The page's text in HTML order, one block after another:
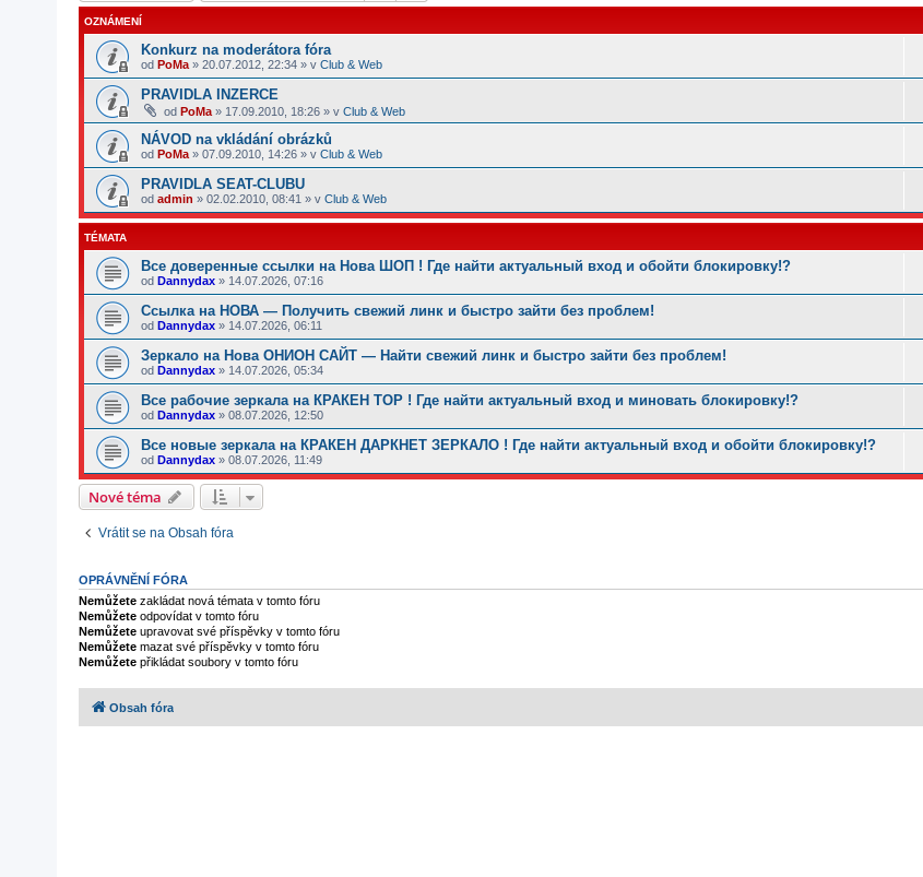
OZNÁMENÍ
Konkurz na moderátora fóra
od PoMa » 20.07.2012, 22:34 » v Club & Web
PRAVIDLA INZERCE
od PoMa » 17.09.2010, 18:26 » v Club & Web
NÁVOD na vkládání obrázků
od PoMa » 07.09.2010, 14:26 » v Club & Web
PRAVIDLA SEAT-CLUBU
od admin » 02.02.2010, 08:41 » v Club & Web
TÉMATA
Все доверенные ссылки на Нова ШОП ! Где найти актуальный вход и обойти блокировку!?
od Dannydax » 14.07.2026, 07:16
Ссылка на НОВА — Получить свежий линк и быстро зайти без проблем!
od Dannydax » 14.07.2026, 06:11
Зеркало на Нова ОНИОН САЙТ — Найти свежий линк и быстро зайти без проблем!
od Dannydax » 14.07.2026, 05:34
Все рабочие зеркала на КРАКЕН ТОР ! Где найти актуальный вход и миновать блокировку!?
od Dannydax » 08.07.2026, 12:50
Все новые зеркала на КРАКЕН ДАРКНЕТ ЗЕРКАЛО ! Где найти актуальный вход и обойти блокировку!?
od Dannydax » 08.07.2026, 11:49
Nové téma
Vrátit se na Obsah fóra
OPRÁVNĚNÍ FÓRA
Nemůžete zakládat nová témata v tomto fóru
Nemůžete odpovídat v tomto fóru
Nemůžete upravovat své příspěvky v tomto fóru
Nemůžete mazat své příspěvky v tomto fóru
Nemůžete přikládat soubory v tomto fóru
Obsah fóra